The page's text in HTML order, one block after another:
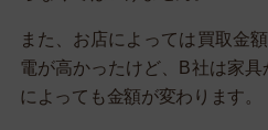
また、お店によっては買取金
電が高かったけど、B社は家
によっても金額が変わります。